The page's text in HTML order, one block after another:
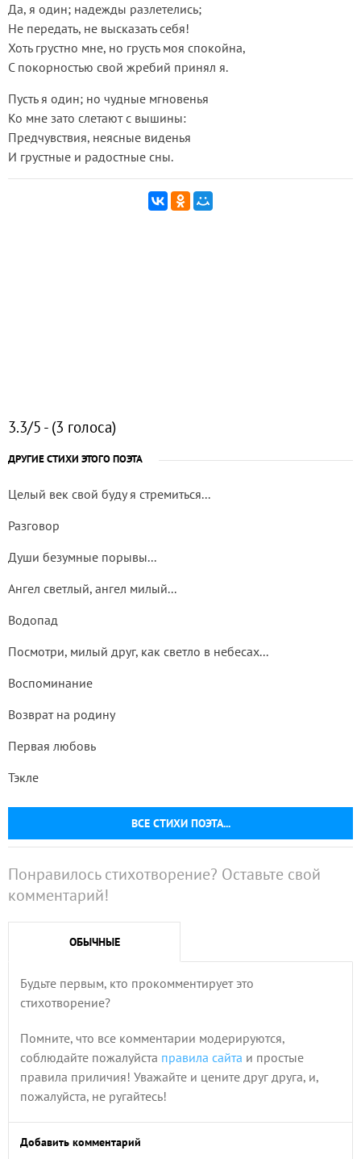
Да, я один; надежды разлетелись;
Не передать, не высказать себя!
Хоть грустно мне, но грусть моя спокойна,
С покорностью свой жребий принял я.
Пусть я один; но чудные мгновенья
Ко мне зато слетают с вышины:
Предчувствия, неясные виденья
И грустные и радостные сны.
3.3/5 - (3 голоса)
ДРУГИЕ СТИХИ ЭТОГО ПОЭТА
ВСЕ СТИХИ ПОЭТА...
Целый век свой буду я стремиться...
Разговор
Души безумные порывы...
Ангел светлый, ангел милый...
Водопад
Посмотри, милый друг, как светло в небесах...
Воспоминание
Возврат на родину
Первая любовь
Тэкле
Понравилось стихотворение? Оставьте свой
комментарий!
ОБЫЧНЫЕ
Будьте первым, кто прокомментирует это
стихотворение?
Помните, что все комментарии модерируются,
соблюдайте пожалуйста правила сайта и простые
правила приличия! Уважайте и цените друг друга, и,
пожалуйста, не ругайтесь!
Добавить комментарий